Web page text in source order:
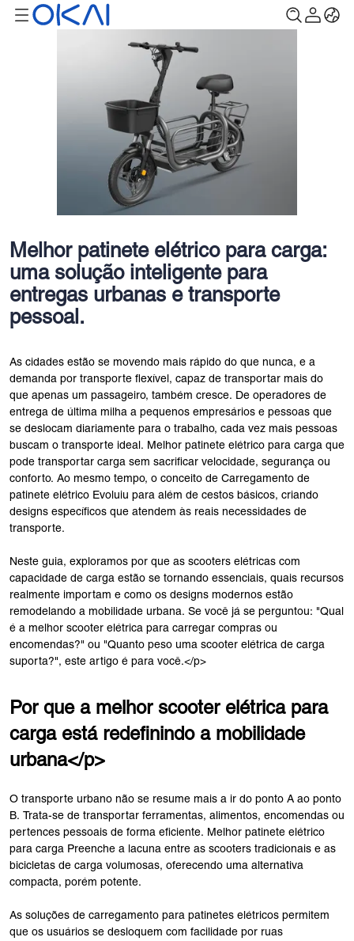
Melhor patinete elétrico para carga:
uma solução inteligente para
entregas urbanas e transporte
pessoal.
As cidades estão se movendo mais rápido do que nunca, e a
demanda por transporte flexível, capaz de transportar mais do
que apenas um passageiro, também cresce. De operadores de
entrega de última milha a pequenos empresários e pessoas que
se deslocam diariamente para o trabalho, cada vez mais pessoas
buscam o transporte ideal. Melhor patinete elétrico para carga que
pode transportar carga sem sacrificar velocidade, segurança ou
conforto. Ao mesmo tempo, o conceito de Carregamento de
patinete elétrico Evoluiu para além de cestos básicos, criando
designs específicos que atendem às reais necessidades de
transporte.
Neste guia, exploramos por que as scooters elétricas com
capacidade de carga estão se tornando essenciais, quais recursos
realmente importam e como os designs modernos estão
remodelando a mobilidade urbana. Se você já se perguntou: "Qual
é a melhor scooter elétrica para carregar compras ou
encomendas?" ou "Quanto peso uma scooter elétrica de carga
suporta?", este artigo é para você.</p>
Por que a melhor scooter elétrica para
carga está redefinindo a mobilidade
urbana</p>
O transporte urbano não se resume mais a ir do ponto A ao ponto
B. Trata-se de transportar ferramentas, alimentos, encomendas ou
pertences pessoais de forma eficiente. Melhor patinete elétrico
para carga Preenche a lacuna entre as scooters tradicionais e as
bicicletas de carga volumosas, oferecendo uma alternativa
compacta, porém potente.
As soluções de carregamento para patinetes elétricos permitem
que os usuários se desloquem com facilidade por ruas